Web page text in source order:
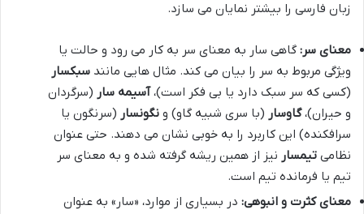
زبان فارسی را بیشتر نمایان می سازد.
معنای سر: گاهی سار به معنای سر به کار می رود و حالت یا
ویژگی مربوط به سر را بیان می کند. مثال هایی مانند سبکسار
(کسی که سر سبک دارد یا بی فکر است)،آسیمه سار (سرگردان
و حیران)،گاوسار (با سری شبیه گاو) و نگونسار (سرنگون یا
سرافکنده) این کاربرد را به خوبی نشان می دهند. حتی عنوان
نظامی تیمسار نیز از همین ریشه گرفته شده و به معنای سر
تیم یا فرمانده تیم است.
معنای کثرت و انبوهی: در بسیاری از موارد، «سار» به عنوان